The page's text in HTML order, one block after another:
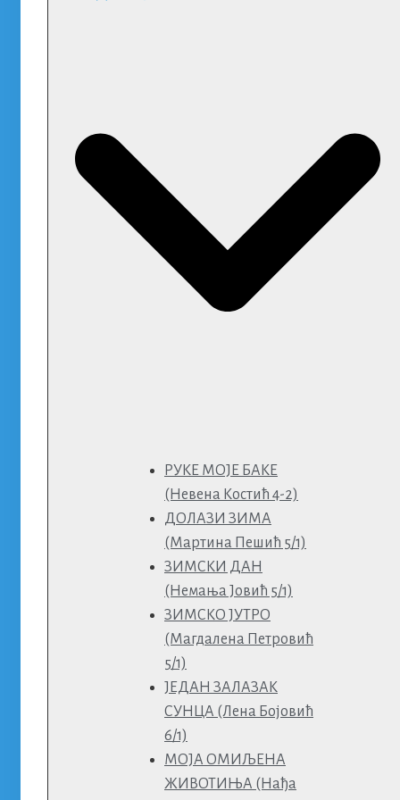
РУКЕ МОЈЕ БАКЕ
(Невена Костић 4-2)
ДОЛАЗИ ЗИМА
(Мартина Пешић 5/1)
ЗИМСКИ ДАН
(Немања Јовић 5/1)
ЗИМСКО ЈУТРО
(Магдалена Петровић
5/1)
ЈЕДАН ЗАЛАЗАК
СУНЦА (Лена Бојовић
6/1)
МОЈА ОМИЉЕНА
ЖИВОТИЊА (Нађа